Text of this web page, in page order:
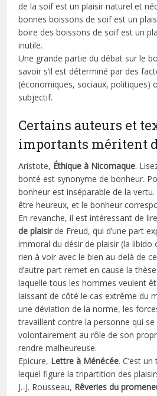
de la soif est un plaisir naturel et
bonnes boissons de soif est un
boire des boissons de soif est un
inutile.
Une grande partie du débat sur le
savoir s’il est déterminé par des
(économiques, sociaux, politiques)
subjectif.
Certains auteurs et
importants méritent
Aristote, Éthique à Nicomaque.
bonté est synonyme de bonheur.
bonheur est inséparable de la
être heureux, et le bonheur
En revanche, il est intéressant de
de plaisir de Freud, qui d’une part
immoral du désir de plaisir (la libido
rien à voir avec le bien au-delà de
d’autre part remet en cause la
laquelle tous les hommes veulent
laissant de côté le cas extrême du
une déviation de la norme, les
travaillent contre la personne qui
volontairement au rôle de son
rendre malheureuse.
Epicure, Lettre à Ménécée. C’est
lequel figure la tripartition des
J.-J. Rousseau, Rêveries du